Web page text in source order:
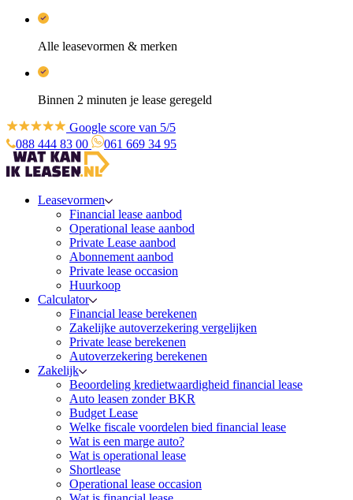
Alle leasevormen & merken
Binnen 2 minuten je lease geregeld
Google score van 5/5
088 444 83 00
061 669 34 95
Leasevormen
Financial lease aanbod
Operational lease aanbod
Private Lease aanbod
Abonnement aanbod
Private lease occasion
Huurkoop
Calculator
Financial lease berekenen
Zakelijke autoverzekering vergelijken
Private lease berekenen
Autoverzekering berekenen
Zakelijk
Beoordeling kredietwaardigheid financial lease
Auto leasen zonder BKR
Budget Lease
Welke fiscale voordelen bied financial lease
Wat is een marge auto?
Wat is operational lease
Shortlease
Operational lease occasion